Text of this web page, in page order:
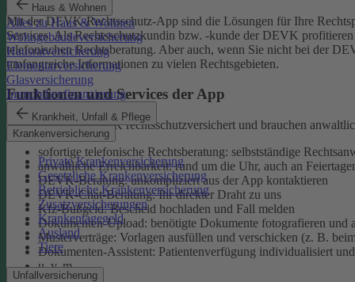
Haus & Wohnen
Alles zu Haus & Wohnen
Wohngebäudeversicherung
Hausratversicherung
Elementarversicherung
Glasversicherung
Immobilienfinanzierung
Krankheit, Unfall & Pflege
Krankenversicherung
Private Krankenversicherung
Gesetzliche Krankenversicherung
Betriebliche Krankenversicherung
Zusatzversicherungen
Krankentagegeld
Ausland
Tiere
Unfallversicherung
Mit der DEVK-Rechtsschutz-App sind die Lösungen für Ihre
Services. Als Rechtsschutzkundin bzw. -kunde der DEVK
telefonischen Rechtsberatung. Aber auch, wenn Sie nicht bei der
umfangreiche Informationen zu vielen Rechtsgebieten.
Funktionen und Services der App
Sie sind bei der DEVK rechtsschutzversichert und brauchen
sofortige telefonische Rechtsberatung: selbstständige
anwaltliche Erreichbarkeit: rund um die Uhr, auch an
DEVK-Beratung: unkompliziert aus der App kontaktieren
DEVK-Chat-Beratung: Ihr direkter Draht zu uns
Kfz-Bußgeld: Bescheid hochladen und Fall melden
Dokumenten-Upload: benötigte Dokumente fotografieren
Musterverträge: Vorlagen ausfüllen und verschicken (z. B.
Dokumenten-Assistent: Patientenverfügung individualisiert
u. v. m.